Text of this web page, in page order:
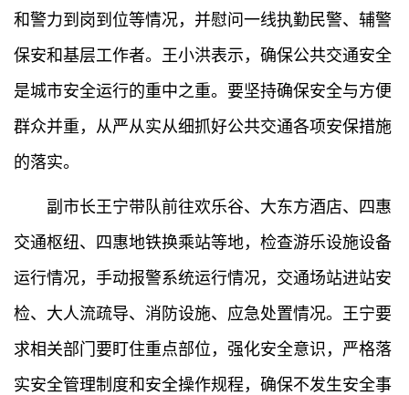
和警力到岗到位等情况，并慰问一线执勤民警、辅警
保安和基层工作者。王小洪表示，确保公共交通安全
是城市安全运行的重中之重。要坚持确保安全与方便
群众并重，从严从实从细抓好公共交通各项安保措施
的落实。
副市长王宁带队前往欢乐谷、大东方酒店、四惠
交通枢纽、四惠地铁换乘站等地，检查游乐设施设备
运行情况，手动报警系统运行情况，交通场站进站安
检、大人流疏导、消防设施、应急处置情况。王宁要
求相关部门要盯住重点部位，强化安全意识，严格落
实安全管理制度和安全操作规程，确保不发生安全事